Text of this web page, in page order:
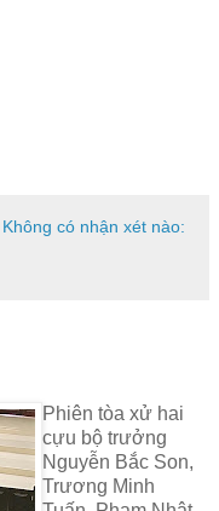
Không có nhận xét nào:
Phiên tòa xử hai
cựu bộ trưởng
Nguyễn Bắc Son,
Trương Minh